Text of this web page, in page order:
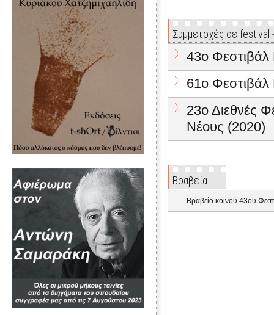
Συμμετοχές σε
43o
61ο
23ο Διεθνές
Νέους (2020)
Βραβεία
Βραβείο κοινού 43ου